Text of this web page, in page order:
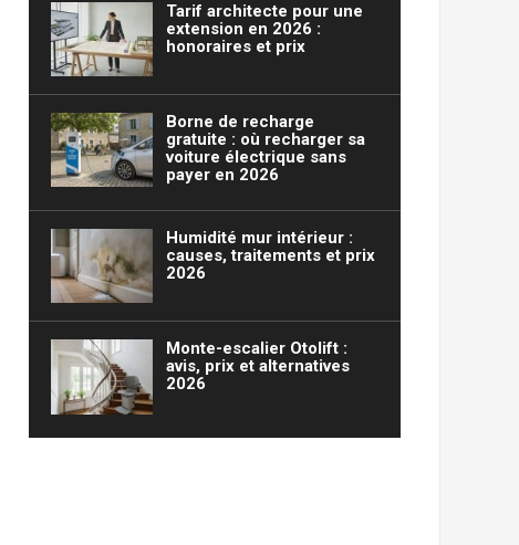
Tarif architecte pour une
extension en 2026 :
honoraires et prix
Borne de recharge
gratuite : où recharger sa
voiture électrique sans
payer en 2026
Humidité mur intérieur :
causes, traitements et prix
2026
Monte-escalier Otolift :
avis, prix et alternatives
2026